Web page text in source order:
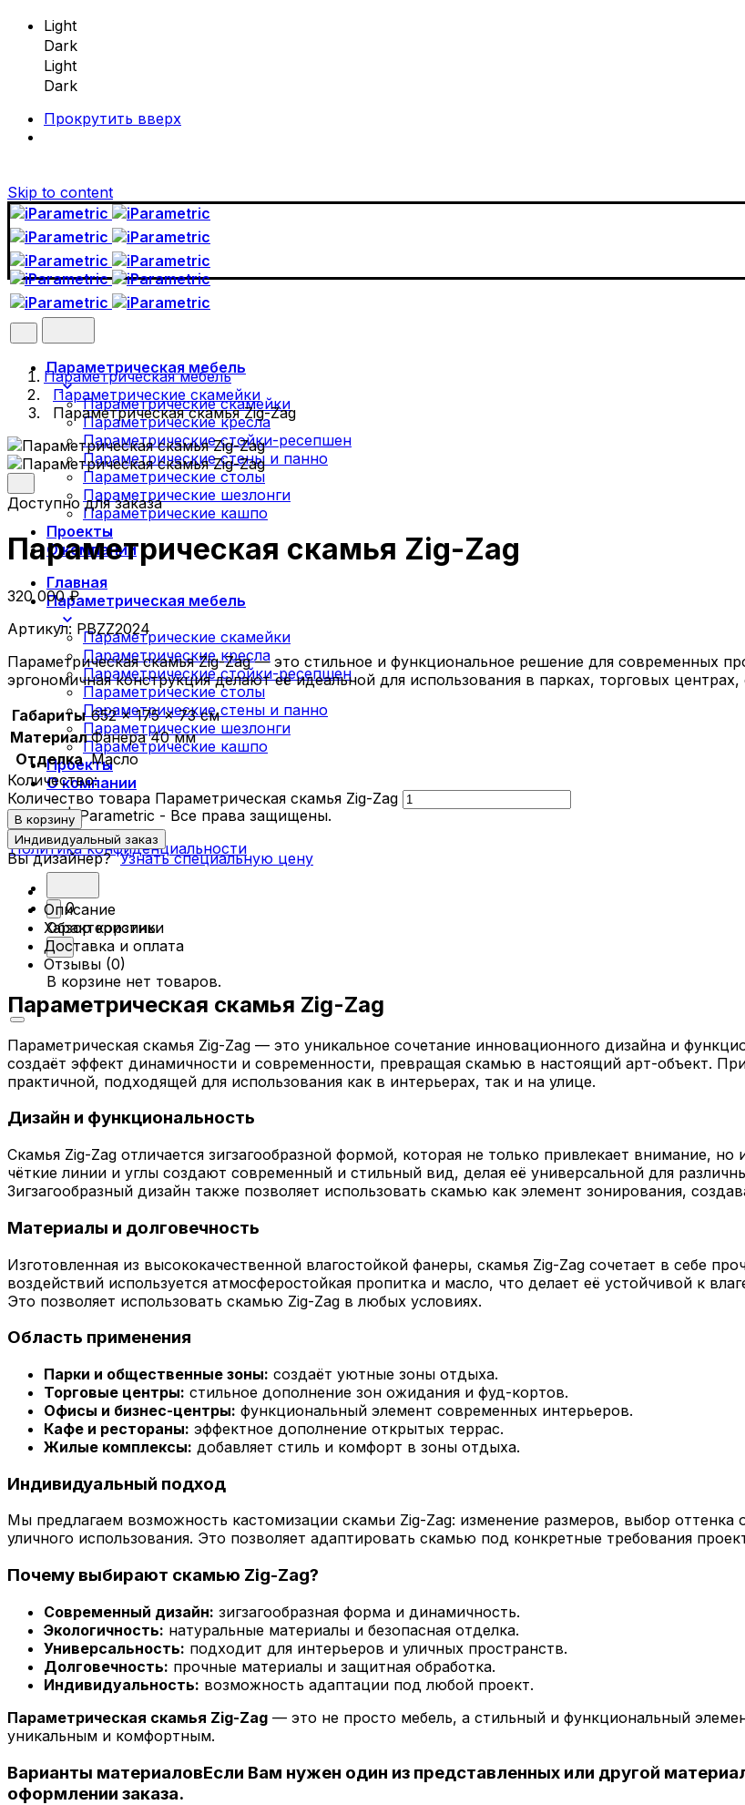
Light
Dark
Light
Dark
Прокрутить вверх
Skip to content
Параметрическая мебель
Параметрические скамейки
Параметрические кресла
Параметрические стойки-ресепшен
Параметрические стены и панно
Параметрические столы
Параметрические шезлонги
Параметрические кашпо
Проекты
О компании
Главная
Параметрическая мебель
Параметрические скамейки
Параметрические кресла
Параметрические стойки-ресепшен
Параметрические столы
Параметрические стены и панно
Параметрические шезлонги
Параметрические кашпо
Проекты
О компании
© 2026 | iParametric - Все права защищены.
Политика конфиденциальности
0
Обзор корзины
В корзине нет товаров.
Параметрическая мебель
Параметрические скамейки
Параметрическая скамья Zig-Zag
Доступно для заказа
Параметрическая скамья Zig-Zag
320 000₽
Артикул: PBZZ2024
Параметрическая скамья Zig-Zag — это стильное и функциональное решение для современных
эргономичная конструкция делают её идеальной для использования в парках, торговых
Габариты 652 × 175 × 73 см
Материал Фанера 40 мм
Отделка Масло
Количество:
Количество товара Параметрическая скамья Zig-Zag
В корзину
Индивидуальный заказ
Вы дизайнер? Узнать специальную цену
Описание
Характеристики
Доставка и оплата
Отзывы (0)
Параметрическая скамья Zig-Zag
Параметрическая скамья Zig-Zag — это уникальное сочетание инновационного дизайна и
создаёт эффект динамичности и современности, превращая скамью в настоящий арт-объект.
практичной, подходящей для использования как в интерьерах, так и на улице.
Дизайн и функциональность
Скамья Zig-Zag отличается зигзагообразной формой, которая не только привлекает внимание,
чёткие линии и углы создают современный и стильный вид, делая её универсальной для
Зигзагообразный дизайн также позволяет использовать скамью как элемент зонирования,
Материалы и долговечность
Изготовленная из высококачественной влагостойкой фанеры, скамья Zig-Zag сочетает в себе
воздействий используется атмосферостойкая пропитка и масло, что делает её устойчивой к
Это позволяет использовать скамью Zig-Zag в любых условиях.
Область применения
Парки и общественные зоны: создаёт уютные зоны отдыха.
Торговые центры: стильное дополнение зон ожидания и фуд-кортов.
Офисы и бизнес-центры: функциональный элемент современных интерьеров.
Кафе и рестораны: эффектное дополнение открытых террас.
Жилые комплексы: добавляет стиль и комфорт в зоны отдыха.
Индивидуальный подход
Мы предлагаем возможность кастомизации скамьи Zig-Zag: изменение размеров, выбор оттенка
уличного использования. Это позволяет адаптировать скамью под конкретные требования
Почему выбирают скамью Zig-Zag?
Современный дизайн: зигзагообразная форма и динамичность.
Экологичность: натуральные материалы и безопасная отделка.
Универсальность: подходит для интерьеров и уличных пространств.
Долговечность: прочные материалы и защитная обработка.
Индивидуальность: возможность адаптации под любой проект.
Параметрическая скамья Zig-Zag — это не просто мебель, а стильный и функциональный
уникальным и комфортным.
Варианты материаловЕсли Вам нужен один из представленных или другой
оформлении заказа.